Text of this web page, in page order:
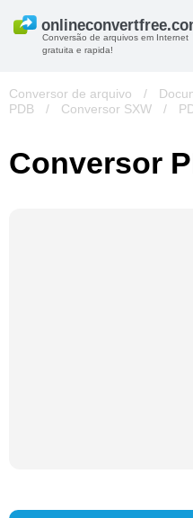
Conversão de arquivos em Internet
gratuita e rapida!
Conversor de arquivo /
PDB
/ Conversor SXW /
Conversor